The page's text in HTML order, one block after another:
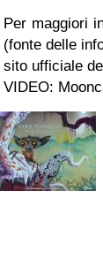
Per maggiori
(fonte delle
sito ufficiale
VIDEO: